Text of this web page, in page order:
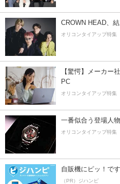
CROWN HEAD、
オリコンタイアップ特集
【驚愕】メーカー
PC
オリコンタイアップ特集
一番似合う登場人
オリコンタイアップ特集
自販機にピッ！で
（PR）ジハンピ